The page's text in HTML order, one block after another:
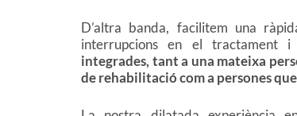
D’altra banda, facilitem una
interrupcions en el tractament
integrades, tant a una mateixa
de rehabilitació com a persones